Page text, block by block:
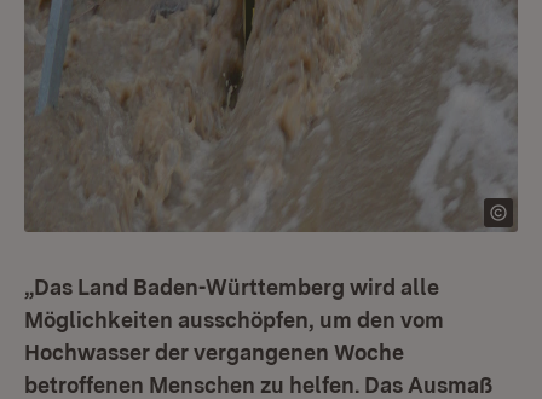
„Das Land Baden-Württemberg wird alle
Möglichkeiten ausschöpfen, um den vom
Hochwasser der vergangenen Woche
betroffenen Menschen zu helfen. Das Ausmaß